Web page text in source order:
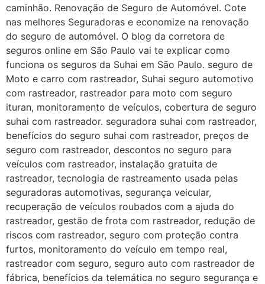
caminhão. Renovação de Seguro de Automóvel. Cote
nas melhores Seguradoras e economize na renovação
do seguro de automóvel. O blog da corretora de
seguros online em São Paulo vai te explicar como
funciona os seguros da Suhai em São Paulo. seguro de
Moto e carro com rastreador, Suhai seguro automotivo
com rastreador, rastreador para moto com seguro
ituran, monitoramento de veículos, cobertura de seguro
suhai com rastreador. seguradora suhai com rastreador,
benefícios do seguro suhai com rastreador, preços de
seguro com rastreador, descontos no seguro para
veículos com rastreador, instalação gratuita de
rastreador, tecnologia de rastreamento usada pelas
seguradoras automotivas, segurança veicular,
recuperação de veículos roubados com a ajuda do
rastreador, gestão de frota com rastreador, redução de
riscos com rastreador, seguro com proteção contra
furtos, monitoramento do veículo em tempo real,
rastreador com seguro, seguro auto com rastreador de
fábrica, benefícios da telemática no seguro segurança e